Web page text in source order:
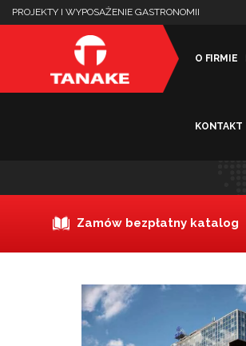
PROJEKTY I WYPOSAŻENIE GASTRONOMII
O FIRMIE
KONTAKT
Zamów bezpłatny katalog